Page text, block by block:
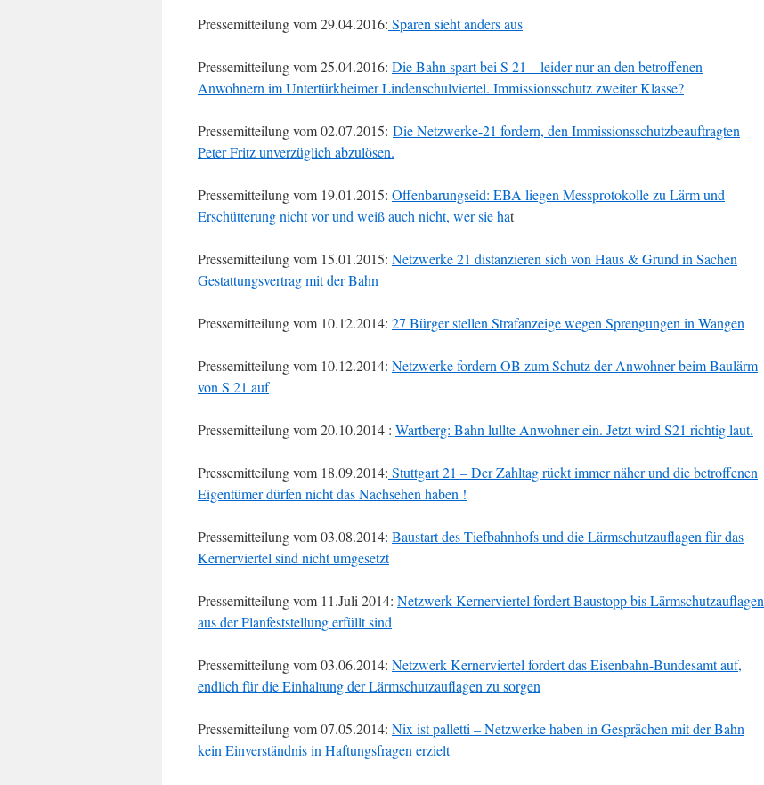
Pressemitteilung vom 29.04.2016: Sparen sieht anders aus
Pressemitteilung vom 25.04.2016: Die Bahn spart bei S 21 – leider nur an den betroffenen
Anwohnern im Untertürkheimer Lindenschulviertel. Immissionsschutz zweiter Klasse?
Pressemitteilung vom 02.07.2015: Die Netzwerke-21 fordern, den Immissionsschutzbeauftragten
Peter Fritz unverzüglich abzulösen.
Pressemitteilung vom 19.01.2015: Offenbarungseid: EBA liegen Messprotokolle zu Lärm und
Erschütterung nicht vor und weiß auch nicht, wer sie hat
Pressemitteilung vom 15.01.2015: Netzwerke 21 distanzieren sich von Haus & Grund in Sachen
Gestattungsvertrag mit der Bahn
Pressemitteilung vom 10.12.2014: 27 Bürger stellen Strafanzeige wegen Sprengungen in Wangen
Pressemitteilung vom 10.12.2014: Netzwerke fordern OB zum Schutz der Anwohner beim Baulärm
von S 21 auf
Pressemitteilung vom 20.10.2014 : Wartberg: Bahn lullte Anwohner ein. Jetzt wird S21 richtig laut.
Pressemitteilung vom 18.09.2014: Stuttgart 21 – Der Zahltag rückt immer näher und die betroffenen
Eigentümer dürfen nicht das Nachsehen haben !
Pressemitteilung vom 03.08.2014: Baustart des Tiefbahnhofs und die Lärmschutzauflagen für das
Kernerviertel sind nicht umgesetzt
Pressemitteilung vom 11.Juli 2014: Netzwerk Kernerviertel fordert Baustopp bis Lärmschutzauflagen
aus der Planfeststellung erfüllt sind
Pressemitteilung vom 03.06.2014: Netzwerk Kernerviertel fordert das Eisenbahn-Bundesamt auf,
endlich für die Einhaltung der Lärmschutzauflagen zu sorgen
Pressemitteilung vom 07.05.2014: Nix ist palletti – Netzwerke haben in Gesprächen mit der Bahn
kein Einverständnis in Haftungsfragen erzielt